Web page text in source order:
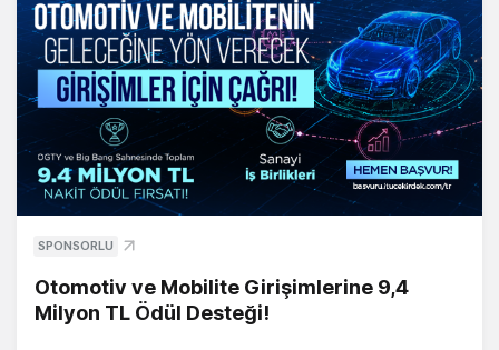
SPONSORLU
Otomotiv ve Mobilite Girişimlerine 9,4
Milyon TL Ödül Desteği!